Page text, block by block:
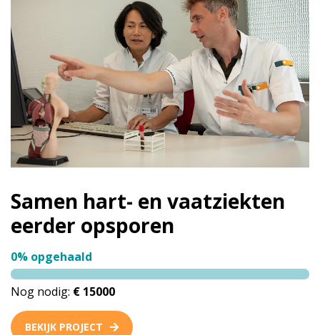
Samen hart- en vaatziekten
eerder opsporen
0% opgehaald
Nog nodig: € 15000
BEKIJK PROJECT